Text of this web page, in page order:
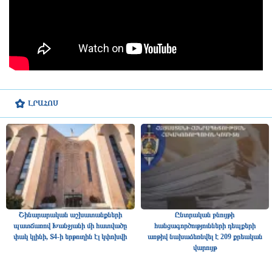
ԼՐԱՀՈՍ
Շինարարական աշխատանքների
պատճառով Խանջյանի մի հատվածը
փակ կլինի, Տ4-ի երթուղին էլ կփոխվի
Ընտրական բնույթի
հանցագործությունների դեպքերի
առթիվ նախաձեռնվել է 209 քրեական
վարույթ